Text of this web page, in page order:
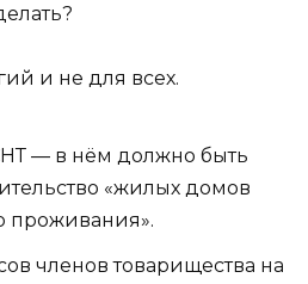
и не для всех.
— в нём должно быть
«жилых домов
проживания».
членов товарищества на